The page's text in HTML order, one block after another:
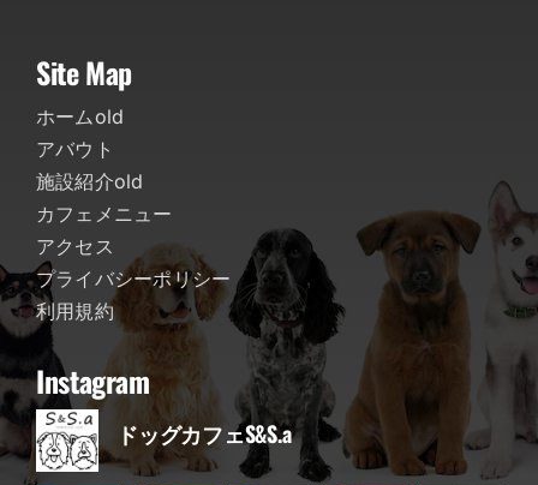
Site Map
ホームold
アバウト
施設紹介old
カフェメニュー
アクセス
プライバシーポリシー
利用規約
Instagram
ドッグカフェS&S.a